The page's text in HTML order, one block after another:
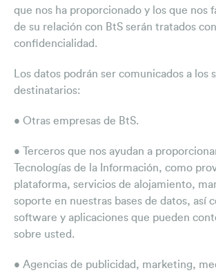
que nos ha proporcionado y los que nos
de su relación con BtS serán tratados
confidencialidad.
Los datos podrán ser comunicados a los
destinatarios:
• Otras empresas de BtS.
• Terceros que nos ayudan a
Tecnologías de la Información, como
plataforma, servicios de alojamiento,
soporte en nuestras bases de datos, así
software y aplicaciones que pueden
sobre usted.
• Agencias de publicidad, marketing,